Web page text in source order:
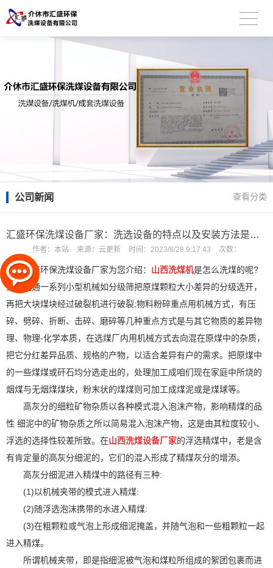
公司新闻 查看分类
汇盛环保洗煤设备厂家：洗选设备的特点以及安装方法是什么？
作者： 本站 来源： 云更新 时间： 2023/8/28 9:17:43 次数：
汇盛环保洗煤设备厂家为您介绍： 山西洗煤机是怎么洗煤的呢?
主要是通一系列小型机械如分级筛把原煤颗粒大小差异的分级选开，
再把大块煤块经过破裂机进行破裂;物料粉碎重点用机械方式，有压
碎、劈碎、折断、击碎、磨碎等几种重点方式是与其它物质的差异物
理、物理-化学本质，在选煤厂内用机械方式去向混在原煤中的杂质，
把它分红差异品质、规格的产物，以适合差异有户的需求。把原煤中
的一些煤煤或矸石均分选走出的，处理加工成咱们现在家庭中所烧的
烟煤与无烟煤煤块，粉末状的煤煤则可加工成煤泥或是煤球等。
高灰分的细粒矿物杂质以各种模式混入泡沫产物，影响精煤的品
性 细泥中的矿物杂质之所以简易混入泡沫产物，这是由其粒度较小、
浮选的选择性较差所致。在山西洗煤设备厂家的浮选精煤中，老是含
有肯定量的高灰分细泥的，它们的混入形成了精煤灰分的增添。
高灰分细泥进入精煤中的路径有三种:
(1)以机械夹带的模式进入精煤:
(2)随浮选泡沫携带的水进入精煤:
(3)在粗颗粒或气泡上形成细泥掩盖，并随气泡和一些粗颗粒一起
进入精煤。
所谓机械夹带，即是指细泥被气泡和煤粒所组成的絮团包裹而进